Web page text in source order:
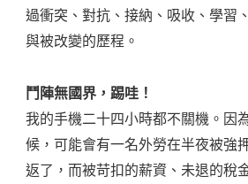
過衝突、對抗、接納、吸收、學習
與被改變的歷程。
鬥陣無國界，踢哇！
我的手機二十四小時都不關機。因
候，可能會有一名外勞在半夜被強
返了，而被苛扣的薪資、未退的稅